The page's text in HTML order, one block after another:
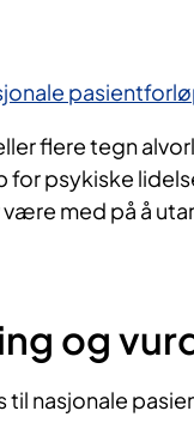
flere tegn
for psykiske
med på å
og
til nasjonale